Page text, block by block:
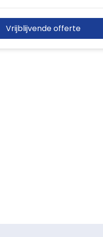
Vrijblijvende offerte